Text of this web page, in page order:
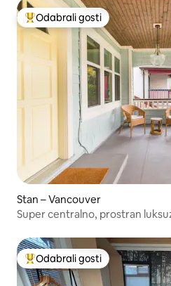
Među najviše rangiranima s
Odabrali gosti
Stan – Vancouver
Super centralno, prostran
Među najviše rangiranima s
Odabrali gosti